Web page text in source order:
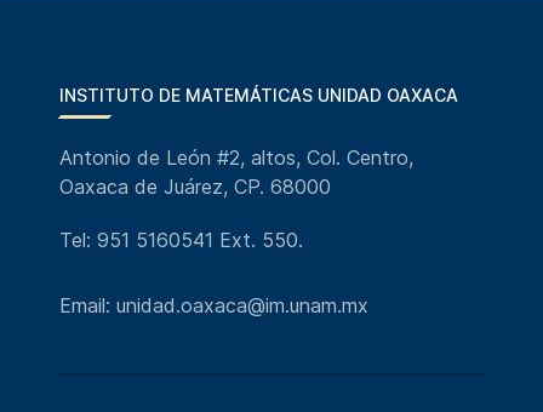
INSTITUTO DE MATEMÁTICAS UNIDAD OAXACA
Antonio de León #2, altos, Col. Centro,
Oaxaca de Juárez, CP. 68000
Tel: 951 5160541 Ext. 550.
Email: unidad.oaxaca@im.unam.mx